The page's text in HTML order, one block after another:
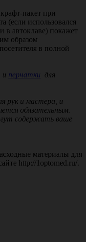
пакет при
(если использовался
в автоклаве) покажет
образом
в полной
и перчатки для
рук и мастера, и
обязательным.
содержать ваше
материалы для
http://1optomed.ru/.